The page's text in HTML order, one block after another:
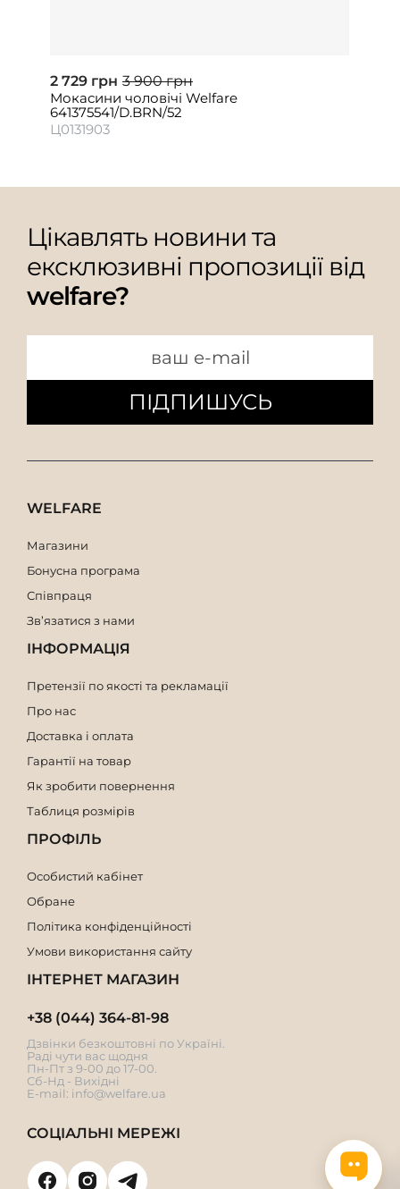
2 729 грн 3 900 грн
Мокасини чоловічі Welfare
641375541/D.BRN/52
Ц0131903
Цікавлять новини та
ексклюзивні пропозиції від
welfare?
ПІДПИШУСЬ
WELFARE
Магазини
Бонусна програма
Співпраця
Зв’язатися з нами
ІНФОРМАЦІЯ
Претензії по якості та рекламації
Про нас
Доставка і оплата
Гарантії на товар
Як зробити повернення
Таблиця розмірів
ПРОФІЛЬ
Особистий кабінет
Обране
Політика конфіденційності
Умови використання сайту
ІНТЕРНЕТ МАГАЗИН
+38 (044) 364-81-98
Дзвінки безкоштовні по Україні.
Раді чути вас щодня
Пн-Пт з 9-00 до 17-00.
Сб-Нд - Вихідні
E-mail: info@welfare.ua
СОЦІАЛЬНІ МЕРЕЖІ